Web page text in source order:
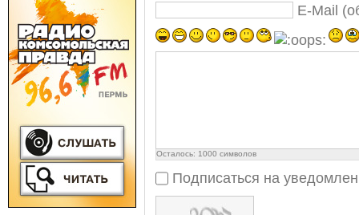
E-Mail
Осталось: 1000 символов
Подписаться на